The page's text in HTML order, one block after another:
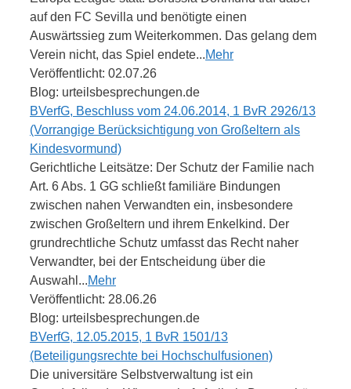
auf den FC Sevilla und benötigte einen
Auswärtssieg zum Weiterkommen. Das gelang dem
Verein nicht, das Spiel endete...Mehr
Veröffentlicht: 02.07.26
Blog: urteilsbesprechungen.de
BVerfG, Beschluss vom 24.06.2014, 1 BvR 2926/13
(Vorrangige Berücksichtigung von Großeltern als
Kindesvormund)
Gerichtliche Leitsätze: Der Schutz der Familie nach
Art. 6 Abs. 1 GG schließt familiäre Bindungen
zwischen nahen Verwandten ein, insbesondere
zwischen Großeltern und ihrem Enkelkind. Der
grundrechtliche Schutz umfasst das Recht naher
Verwandter, bei der Entscheidung über die
Auswahl...Mehr
Veröffentlicht: 28.06.26
Blog: urteilsbesprechungen.de
BVerfG, 12.05.2015, 1 BvR 1501/13
(Beteiligungsrechte bei Hochschulfusionen)
Die universitäre Selbstverwaltung ist ein